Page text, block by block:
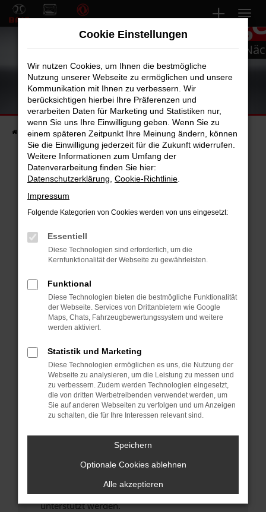
Zum
Hauptinhalt
Bei uns finden Sie bestimmt Ihren
Startseite Fahrzeuge Fahrzeugsuche
Fehler: Network Error
Beim Laden ist ein Fehler aufgetreten.
Überprüfe deine Firewall und deine
Internetverbindung.
Suchmaschine?
Prüfe deine Browsererweiterungen.
Manche Erweiterungen, wie Werbeblocker,
können das Laden bestimmter Seiten
anderen Browser oder in einem privaten
Fenster?
Starte dein Gerät neu.
Das kann manchmal helfen, vorübergehende
Probleme zu beheben.
Betriebssystem auf dem neuesten Stand
Veraltete Software birgt nicht nur ein
Sicherheitsrisiko, sondern kann auch dazu
führen, dass bestimmte Funktionen nicht mehr
unterstützt werden.
Cookie Einstellungen
Wir nutzen Cookies, um Ihnen die bestmögliche
Nutzung unserer Webseite zu ermöglichen und unsere
Kommunikation mit Ihnen zu verbessern. Wir
berücksichtigen hierbei Ihre Präferenzen und
verarbeiten Daten für Marketing und Statistiken nur,
wenn Sie uns Ihre Einwilligung geben. Wenn Sie zu
einem späteren Zeitpunkt Ihre Meinung ändern, können
Sie die Einwilligung jederzeit für die Zukunft widerrufen.
Weitere Informationen zum Umfang der
Datenverarbeitung finden Sie hier:
Datenschutzerklärung Cookie-Richtlinie
Impressum
Folgende Kategorien von Cookies werden von uns eingesetzt:
Essentiell
Diese Technologien sind erforderlich, um die
Kernfunktionalität der Webseite zu gewährleisten.
Funktional
Diese Technologien bieten die bestmögliche Funktionalität
der Webseite. Services von Drittanbietern wie Google
Maps, Chats, Fahrzeugbewertungssystem und weitere
werden aktiviert.
Statistik und Marketing
Diese Technologien ermöglichen es uns, die Nutzung der
Webseite zu analysieren, um die Leistung zu messen und
zu verbessern. Zudem werden Technologien eingesetzt,
die von dritten Werbetreibenden verwendet werden, um
Sie auf anderen Webseiten zu verfolgen und um Anzeigen
zu schalten, die für Ihre Interessen relevant sind.
Speichern
Optionale Cookies ablehnen
Alle akzeptieren